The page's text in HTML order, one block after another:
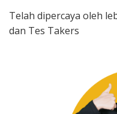
Telah dipercaya oleh
dan Tes Takers